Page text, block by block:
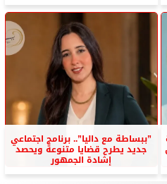
”ببساطة مع داليا”.. برنامج اجتماعي
جديد يطرح قضايا متنوعة ويحصد
إشادة الجمهور